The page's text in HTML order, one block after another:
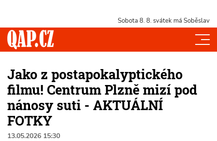
Sobota 8. 8. svátek má Soběslav
Jako z postapokalyptického
filmu! Centrum Plzně mizí pod
nánosy suti - AKTUÁLNÍ
FOTKY
13.05.2026 15:30